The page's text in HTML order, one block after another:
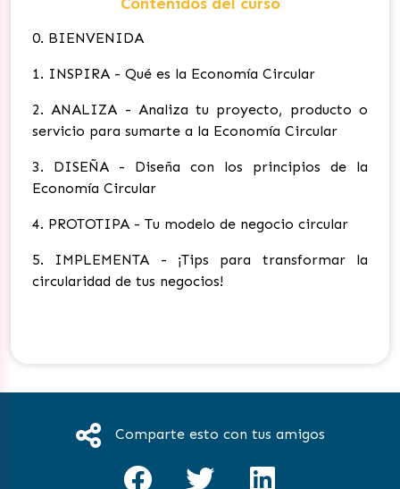
0. BIENVENIDA
1. INSPIRA - Qué es la Economía Circular
2. ANALIZA - Analiza tu proyecto, producto o
servicio para sumarte a la Economía Circular
3. DISEÑA - Diseña con los principios de la
Economía Circular
4. PROTOTIPA - Tu modelo de negocio circular
5. IMPLEMENTA - ¡Tips para transformar la
circularidad de tus negocios!
Comparte esto con tus amigos